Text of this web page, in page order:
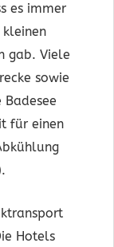
es immer
gab. Viele
sowie
für einen
Hotels